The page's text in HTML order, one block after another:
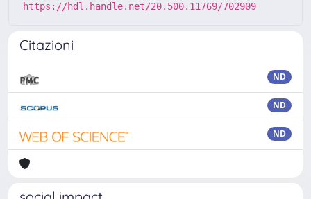
https://hdl.handle.net/20.500.11769/702909
Citazioni
ND
ND
ND